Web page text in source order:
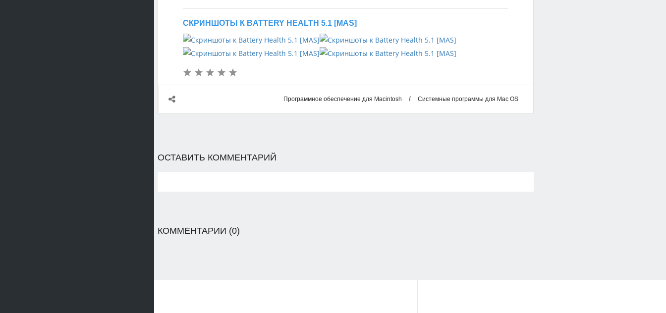
СКРИНШОТЫ К BATTERY HEALTH 5.1 [MAS]
Программное обеспечение для Macintosh / Системные программы для Mac OS
ОСТАВИТЬ КОММЕНТАРИЙ
КОММЕНТАРИИ (0)